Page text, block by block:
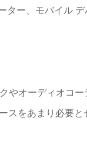
ー、モバイル
やオーディオコー
をあまり必要